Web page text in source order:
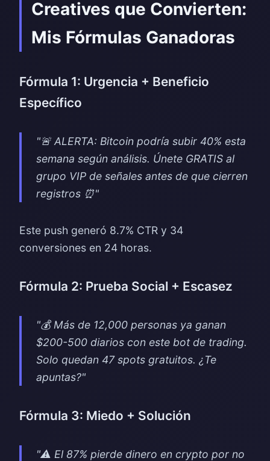
Creatives que Convierten:
Mis Fórmulas Ganadoras
Fórmula 1: Urgencia + Beneficio
Específico
"🚨 ALERTA: Bitcoin podría subir 40% esta
semana según análisis. Únete GRATIS al
grupo VIP de señales antes de que cierren
registros ⏰"
Este push generó 8.7% CTR y 34
conversiones en 24 horas.
Fórmula 2: Prueba Social + Escasez
"💰 Más de 12,000 personas ya ganan
$200-500 diarios con este bot de trading.
Solo quedan 47 spots gratuitos. ¿Te
apuntas?"
Fórmula 3: Miedo + Solución
"⚠️ El 87% pierde dinero en crypto por no